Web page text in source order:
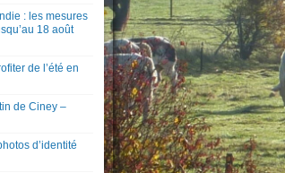
: les mesures
18 août
de l’été en
de Ciney –
d’identité